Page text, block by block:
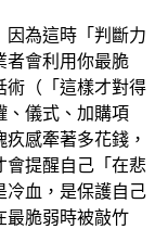
因為這時「判斷力
者會利用你最脆
術（「這樣才對得
、儀式、加購項
感牽著多花錢，
會提醒自己「在悲
冷血，是保護自己
最脆弱時被敲竹